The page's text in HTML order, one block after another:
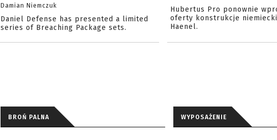
Damian Niemczuk
Daniel Defense has presented a limited
series of Breaching Package sets.
Hubertus Pro ponownie
oferty konstrukcje
Haenel.
BROŃ PALNA WYPOSAŻENIE